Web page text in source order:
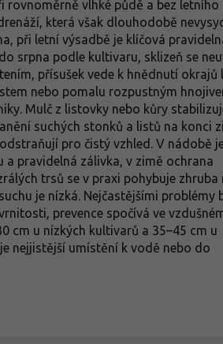
rovnoměrně vlhké půdě a bez letního
která však dlouhodobě
při letní výsadbě je klíčová
srpna podle kultivaru, sklizeň se
přísušek vede k hnědnutí okrajů
nebo pomalu rozpustným
Mulč z listovky nebo kůry
suchých stonků a listů na konci
pro čistý vzhled. V nádobě
pravidelná zálivka, v zimě ochrana
trsů se v praxi pohybuje zhruba
je nízká. Nejčastějšími problémy
prevence spočívá ve
cm u nízkých kultivarů a 35–45 cm u
nejjistější umístění k vodě nebo do